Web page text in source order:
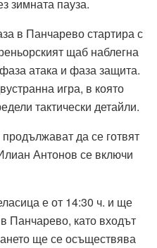
зимната пауза.
в Панчарево стартира с
щаб наблегна
атака и фаза защита.
игра, в която
тактически детайли.
да се готвят
Антонов се включи
е от 14:30 ч. и ще
Панчарево, като входът
ще се осъществява